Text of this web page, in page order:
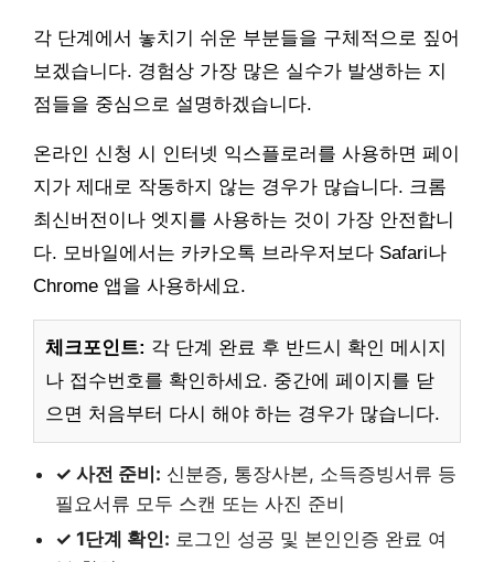
각 단계에서 놓치기 쉬운 부분들을 구체적으로 짚어
보겠습니다. 경험상 가장 많은 실수가 발생하는 지
점들을 중심으로 설명하겠습니다.
온라인 신청 시 인터넷 익스플로러를 사용하면 페이
지가 제대로 작동하지 않는 경우가 많습니다. 크롬
최신버전이나 엣지를 사용하는 것이 가장 안전합니
다. 모바일에서는 카카오톡 브라우저보다 Safari나
Chrome 앱을 사용하세요.
체크포인트: 각 단계 완료 후 반드시 확인 메시지
나 접수번호를 확인하세요. 중간에 페이지를 닫
으면 처음부터 다시 해야 하는 경우가 많습니다.
✓ 사전 준비: 신분증, 통장사본, 소득증빙서류 등
필요서류 모두 스캔 또는 사진 준비
✓ 1단계 확인: 로그인 성공 및 본인인증 완료 여